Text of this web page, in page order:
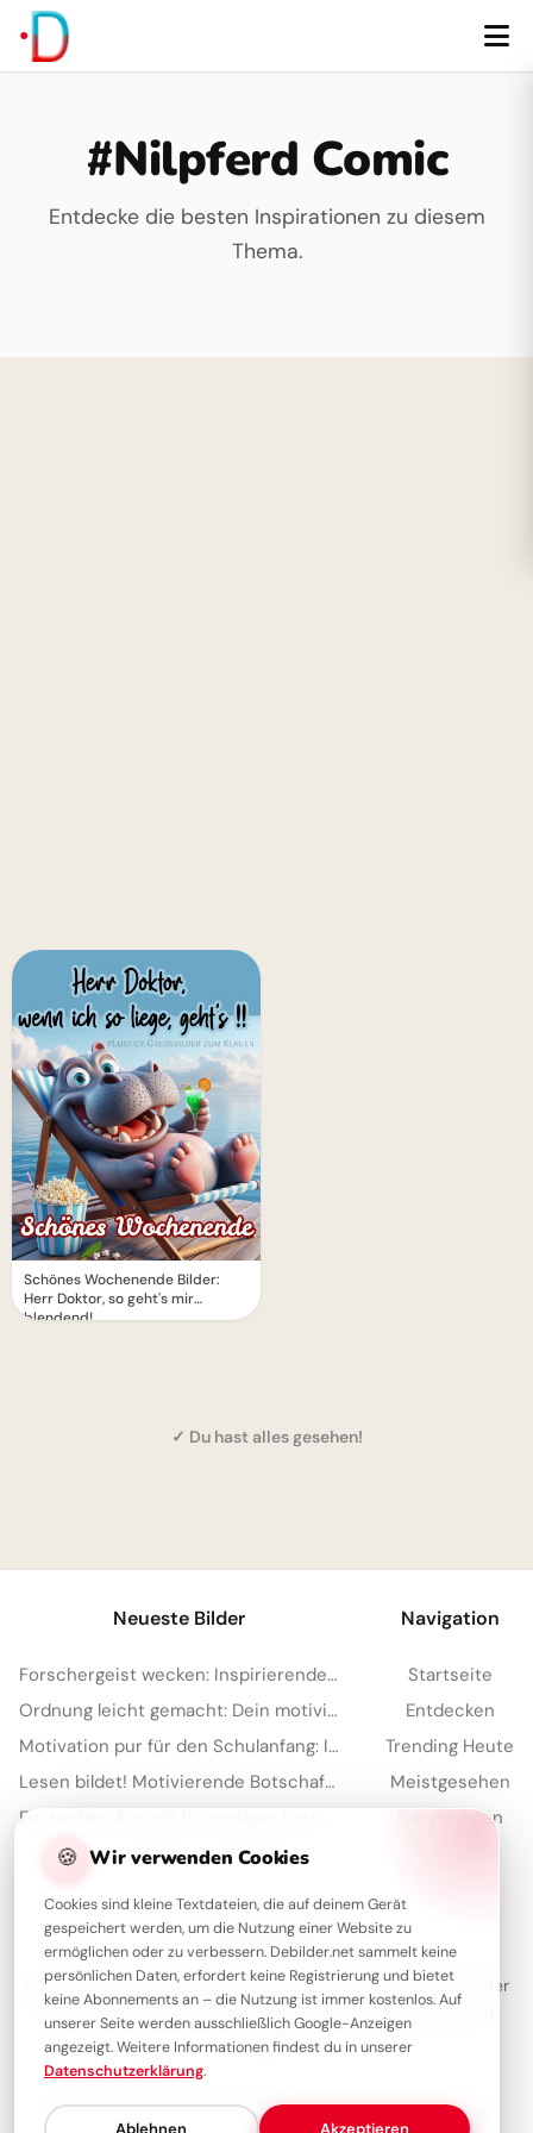
#Nilpferd Comic
Entdecke die besten Inspirationen zu diesem
Thema.
Schönes Wochenende Bilder:
Herr Doktor, so geht's mir
blendend!
✓ Du hast alles gesehen!
🍪 Wir verwenden Cookies
Cookies sind kleine Textdateien, die auf deinem Gerät
gespeichert werden, um die Nutzung einer Website zu
ermöglichen oder zu verbessern. Debilder.net sammelt keine
persönlichen Daten, erfordert keine Registrierung und bietet
keine Abonnements an – die Nutzung ist immer kostenlos. Auf
unserer Seite werden ausschließlich Google-Anzeigen
angezeigt. Weitere Informationen findest du in unserer
Datenschutzerklärung.
Ablehnen Akzeptieren
Neueste Bilder
Forschergeist wecken: Inspirierende Schulstart-Bilder für Facebook
Ordnung leicht gemacht: Dein motivierender Spruch für Instagram zum Schulstart!
Motivation pur für den Schulanfang: Inspirierende Botschaft zum Teilen per WhatsApp!
Lesen bildet! Motivierende Botschaft zum Schulanfang für WhatsApp
Navigation
Startseite
Entdecken
Trending Heute
Meistgesehen
Sammlungen
Über Debilder
Debilder ist deine Plattform für die schönsten Grüße und Bilder
zum Teilen. Entdecke unsere Sammlung und verschenke ein
Lächeln!
Über unsKontaktRedaktionImpressumDatenschutzerklärung